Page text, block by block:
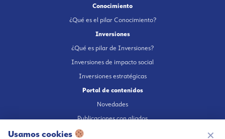
Conocimiento
¿Qué es el pilar Conocimiento?
Inversiones
¿Qué es pilar de Inversiones?
Inversiones de impacto social
Inversiones estratégicas
Portal de contenidos
Novedades
Publicaciones con aliados
Fundación en medios
Usamos cookies ✕